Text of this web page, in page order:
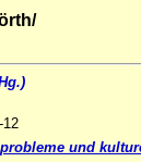
12
und